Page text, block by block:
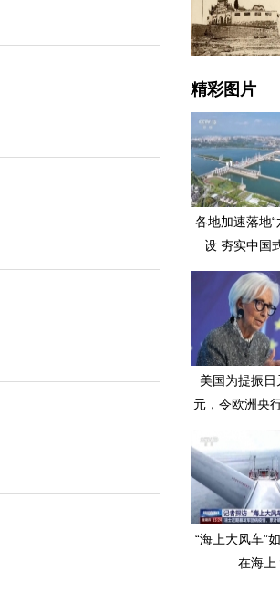
精彩图片
各地加速落地“
设 夯实中国
美国为提振日
元，令欧洲央
“海上大风车”
在海上